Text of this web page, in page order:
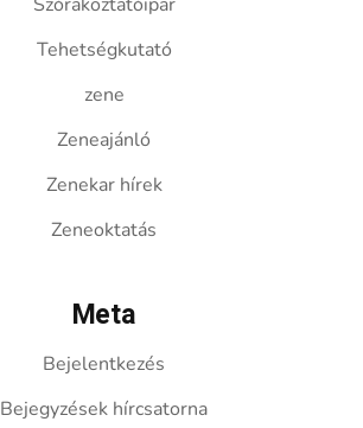
Tehetségkutató
zene
Zeneajánló
Zenekar hírek
Zeneoktatás
Meta
Bejelentkezés
Bejegyzések hírcsatorna